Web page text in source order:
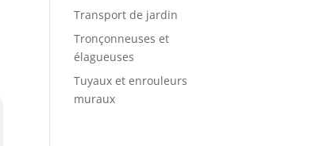
Transport de jardin
Tronçonneuses et
élagueuses
Tuyaux et enrouleurs
muraux